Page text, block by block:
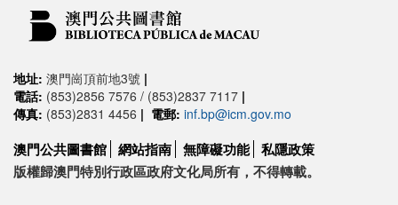
地址: 澳門崗頂前地3號 |
電話: (853)2856 7576 / (853)2837 7117 |
傳真: (853)2831 4456 | 電郵: inf.bp@icm.gov.mo
澳門公共圖書館 網站指南 無障礙功能 私隱政策
版權歸澳門特別行政區政府文化局所有，不得轉載。